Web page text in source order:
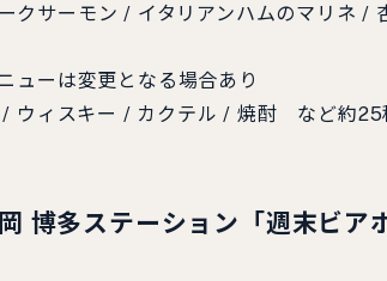
クサーモン / イタリアンハムのマリネ
ューは変更となる場合あり
ウィスキー / カクテル / 焼酎 など約25
博多ステーション「週末ビア